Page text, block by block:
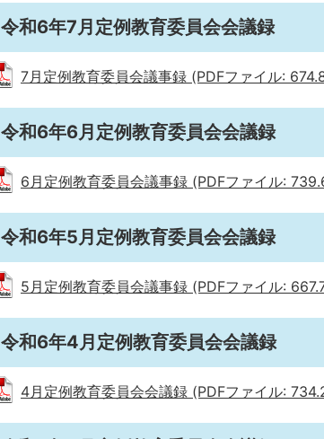
令和6年7月定例教育委員会会議録
7月定例教育委員会議事録 (PDFファイル:
令和6年6月定例教育委員会会議録
6月定例教育委員会議事録 (PDFファイル:
令和6年5月定例教育委員会会議録
5月定例教育委員会議事録 (PDFファイル:
令和6年4月定例教育委員会会議録
4月定例教育委員会会議録 (PDFファイル: